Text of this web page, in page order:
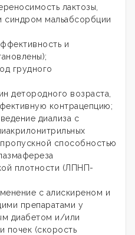
лактозы,
синдром мальабсорбции
и
грудного
детородного возраста,
контрацепцию;
диализа с
способностью
плотности (ЛПНП-
с алискиреном и
препаратами у
диабетом и/или
почек (скорость